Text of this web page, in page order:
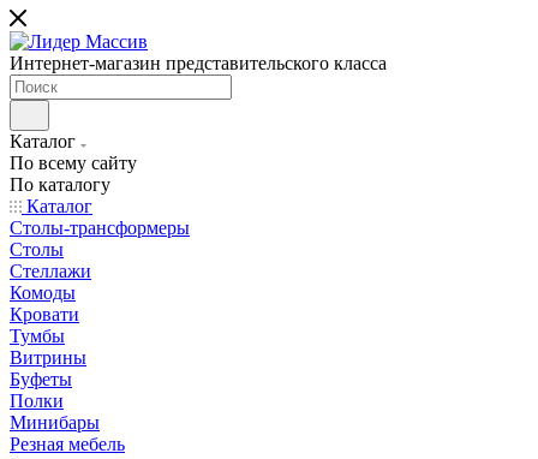
Интернет-магазин представительского класса
Каталог
По всему сайту
По каталогу
Каталог
Столы-трансформеры
Столы
Стеллажи
Комоды
Кровати
Тумбы
Витрины
Буфеты
Полки
Минибары
Резная мебель